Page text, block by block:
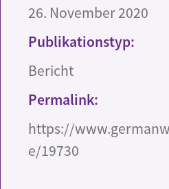
26. November 2020
Publikationstyp:
Bericht
Permalink:
https://
e/19730